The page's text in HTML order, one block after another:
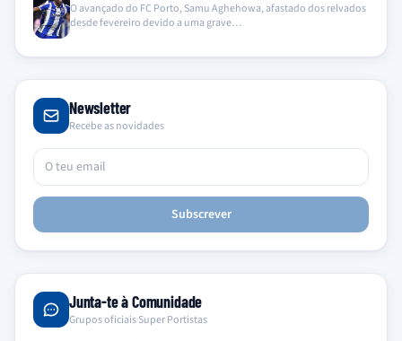
O avançado do FC Porto, Samu Aghehowa, afastado dos relvados
desde fevereiro devido a uma grave…
Newsletter
Recebe as novidades
Subscrever
Junta-te à Comunidade
Grupos oficiais Super Portistas